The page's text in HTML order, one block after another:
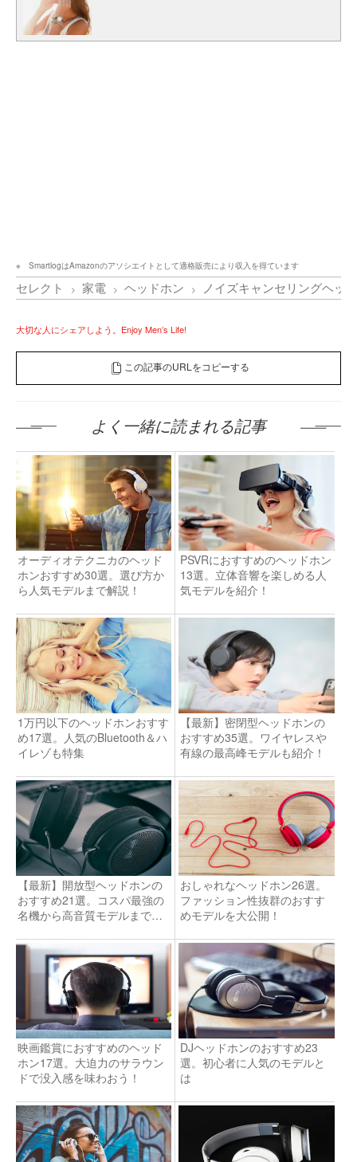
SmartlogはAmazonのアソシエイトとして適格販売により収入を得ています
セレクト 家電 ヘッドホン ノイズキャンセリングヘッ
大切な人にシェアしよう。Enjoy Men’s Life!
この記事のURLをコピーする
よく一緒に読まれる記事
オーディオテクニカのヘッド
ホンおすすめ30選。選び方か
ら人気モデルまで解説！
PSVRにおすすめのヘッドホン
13選。立体音響を楽しめる人
気モデルを紹介！
1万円以下のヘッドホンおすす
め17選。人気のBluetooth＆ハ
イレゾも特集
【最新】密閉型ヘッドホンの
おすすめ35選。ワイヤレスや
有線の最高峰モデルも紹介！
【最新】開放型ヘッドホンの
おすすめ21選。コスパ最強の
名機から高音質モデルまで比
おしゃれなヘッドホン26選。
ファッション性抜群のおすす
めモデルを大公開！
映画鑑賞におすすめのヘッド
ホン17選。大迫力のサラウン
ドで没入感を味わおう！
DJヘッドホンのおすすめ23
選。初心者に人気のモデルと
は